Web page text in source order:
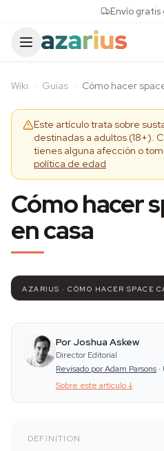
Envío gratis
Wiki · Guias · Cómo hacer
Este artículo trata sobre
destinadas a adultos (18+).
tienes alguna afección o
política de edad
Cómo hacer
en casa
AZARIUS · CÓMO HACER SPACE
Por Joshua Askew
Director Editorial
Revisado por Adam Parsons ·
Sobre este artículo↓
DEFINITION